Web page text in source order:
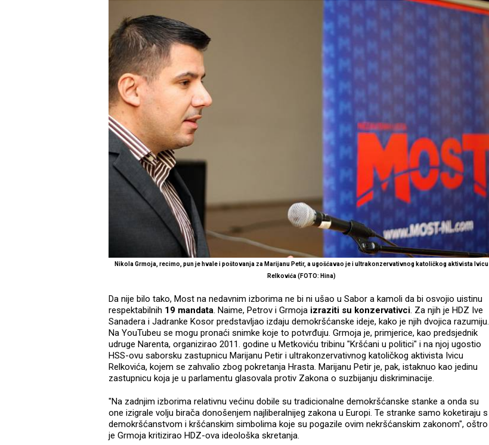
Nikola Grmoja, recimo, pun je hvale i poštovanja za Marijanu Petir, a ugošćavao je i ultrakonzervativnog katoličkog aktivista Ivicu
Relkovića (FOTO: Hina)
Da nije bilo tako, Most na nedavnim izborima ne bi ni ušao u Sabor a kamoli da bi osvojio uistinu
respektabilnih 19 mandata. Naime, Petrov i Grmoja izraziti su konzervativci. Za njih je HDZ Ive
Sanadera i Jadranke Kosor predstavljao izdaju demokršćanske ideje, kako je njih dvojica razumiju.
Na YouTubeu se mogu pronaći snimke koje to potvrđuju. Grmoja je, primjerice, kao predsjednik
udruge Narenta, organizirao 2011. godine u Metkoviću tribinu "Kršćani u politici" i na njoj ugostio
HSS-ovu saborsku zastupnicu Marijanu Petir i ultrakonzervativnog katoličkog aktivista Ivicu
Relkovića, kojem se zahvalio zbog pokretanja Hrasta. Marijanu Petir je, pak, istaknuo kao jedinu
zastupnicu koja je u parlamentu glasovala protiv Zakona o suzbijanju diskriminacije.
"Na zadnjim izborima relativnu većinu dobile su tradicionalne demokršćanske stanke a onda su
one izigrale volju birača donošenjem najliberalnijeg zakona u Europi. Te stranke samo koketiraju s
demokršćanstvom i kršćanskim simbolima koje su pogazile ovim nekršćanskim zakonom", oštro
je Grmoja kritizirao HDZ-ova ideološka skretanja.